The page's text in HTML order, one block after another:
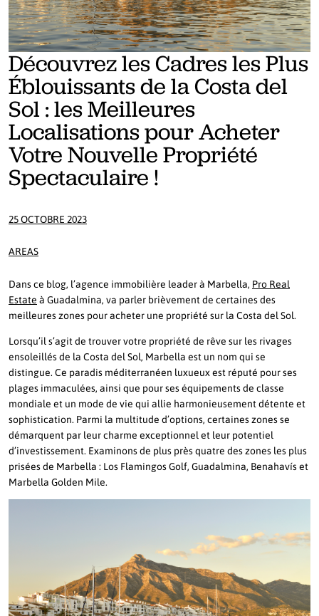
Découvrez les Cadres les Plus
Éblouissants de la Costa del
Sol : les Meilleures
Localisations pour Acheter
Votre Nouvelle Propriété
Spectaculaire !
25 OCTOBRE 2023
AREAS
Dans ce blog, l’agence immobilière leader à Marbella, Pro Real
Estate à Guadalmina, va parler brièvement de certaines des
meilleures zones pour acheter une propriété sur la Costa del Sol.
Lorsqu’il s’agit de trouver votre propriété de rêve sur les rivages
ensoleillés de la Costa del Sol, Marbella est un nom qui se
distingue. Ce paradis méditerranéen luxueux est réputé pour ses
plages immaculées, ainsi que pour ses équipements de classe
mondiale et un mode de vie qui allie harmonieusement détente et
sophistication. Parmi la multitude d’options, certaines zones se
démarquent par leur charme exceptionnel et leur potentiel
d’investissement. Examinons de plus près quatre des zones les plus
prisées de Marbella : Los Flamingos Golf, Guadalmina, Benahavís et
Marbella Golden Mile.